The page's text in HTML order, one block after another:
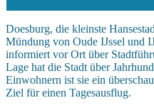
Doesburg, die kleinste
Mündung von Oude IJssel und
informiert vor Ort über
Lage hat die Stadt über
Einwohnern ist sie ein
Ziel für einen Tagesausflug.